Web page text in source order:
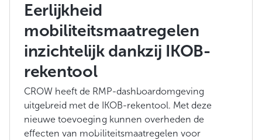
Eerlijkheid
mobiliteitsmaatregelen
inzichtelijk dankzij IKOB-
rekentool
CROW heeft de RMP-dashboardomgeving
uitgebreid met de IKOB-rekentool. Met deze
nieuwe toevoeging kunnen overheden de
effecten van mobiliteitsmaatregelen voor